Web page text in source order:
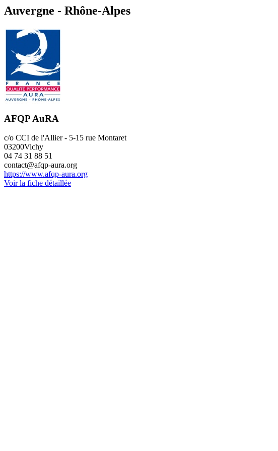
Auvergne - Rhône-Alpes
AFQP AuRA
c/o CCI de l'Allier - 5-15 rue Montaret
03200Vichy
04 74 31 88 51
contact@afqp-aura.org
https://www.afqp-aura.org
Voir la fiche détaillée